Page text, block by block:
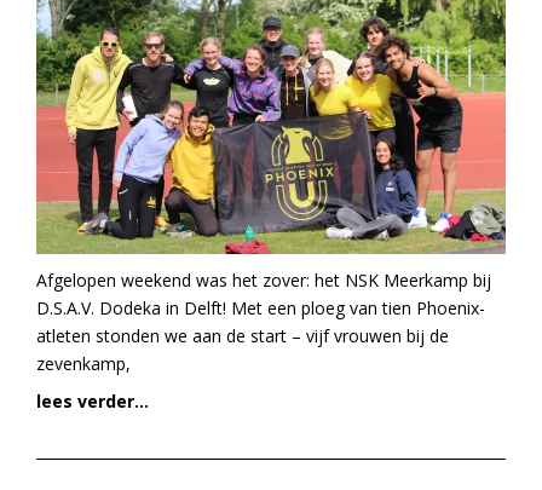
Afgelopen weekend was het zover: het NSK Meerkamp bij
D.S.A.V. Dodeka in Delft! Met een ploeg van tien Phoenix-
atleten stonden we aan de start – vijf vrouwen bij de
zevenkamp,
lees verder...